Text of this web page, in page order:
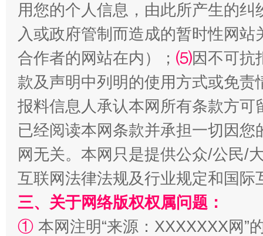
揭批美国五大"原罪" "炒
用您的个人信息，由此所产生的纠
入或政府管制而造成的暂时性网
合作者的网站在内）； ⑸因不可抗
款及声明中列明的使用方式或免责
报料信息人承认本网所有条款方
已经阅读本网条款并承担一切因
网无关。本网只是提供公众/公民/
互联网法律法规及行业规定和国
三、关于网络版权权属问题：
① 本网注明“来源：XXXXXXX网”